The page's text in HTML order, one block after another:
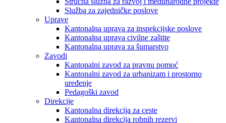
Služba za zajedničke poslove
Uprave
Kantonalna uprava za inspekcijske poslove
Kantonalna uprava civilne zaštite
Kantonalna uprava za šumarstvo
Zavodi
Kantonalni zavod za pravnu pomoć
Kantonalni zavod za urbanizam i prostorno
uređenje
Pedagoški zavod
Direkcije
Kantonalna direkcija za ceste
Kantonalna direkcija robnih rezervi